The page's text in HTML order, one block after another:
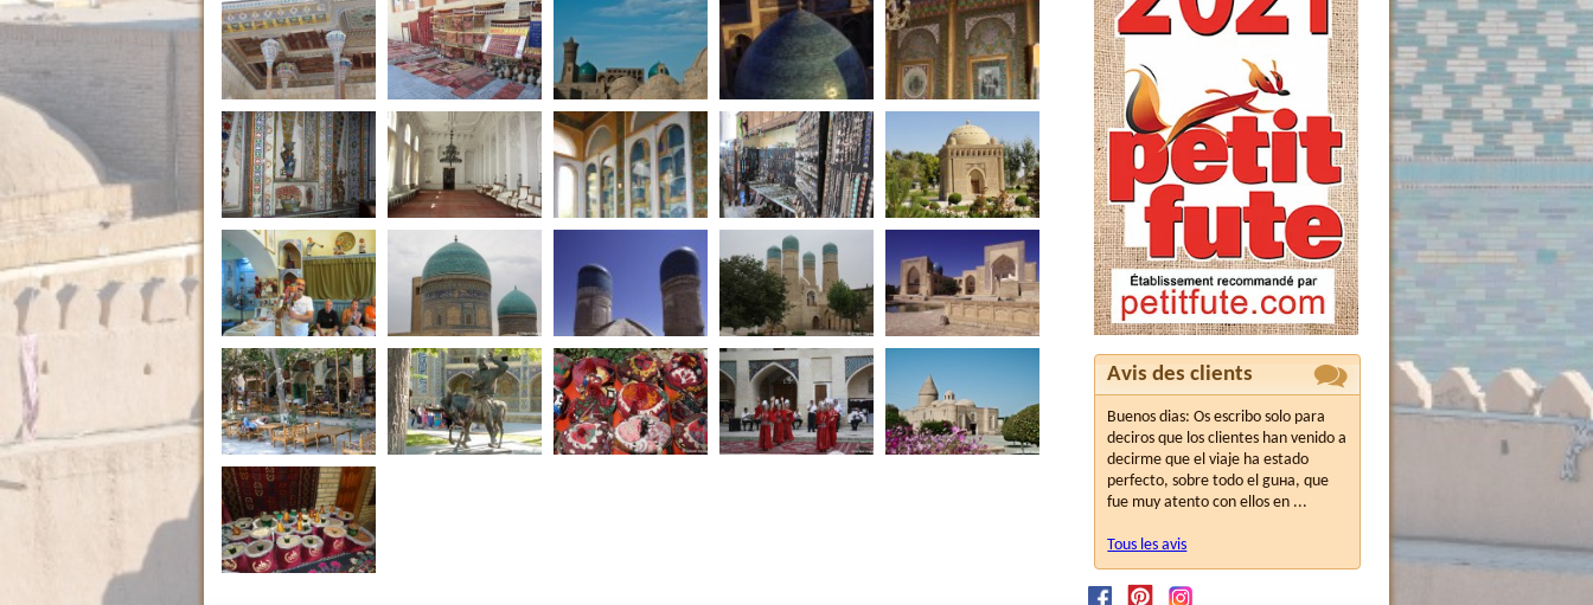
Avis des clients
Buenos dias: Os escribo solo para
deciros que los clientes han venido a
decirme que el viaje ha estado
perfecto, sobre todo el guнa, que
fue muy atento con ellos en ...
Tous les avis